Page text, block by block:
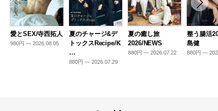
愛とSEX/寺西拓人
980円 — 2026.08.05
夏のチャージ&デ
トックスRecipe/K
…
880円 — 2026.07.29
夏の癒し旅
2026/NEWS
880円 — 2026.07.22
整う腸活
島健
880円 —